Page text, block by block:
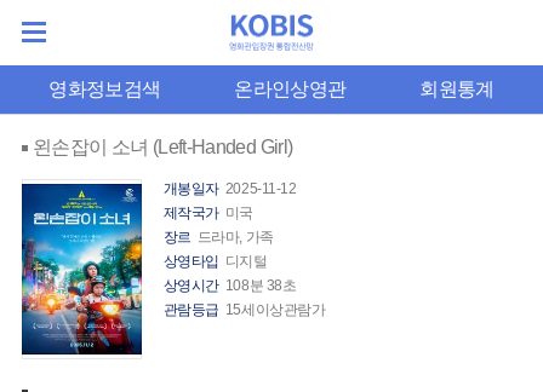
영화정보검색 온라인상영관 회원통계
왼손잡이 소녀 (Left-Handed Girl)
개봉일자 2025-11-12
제작국가 미국
장르 드라마, 가족
상영타입 디지털
상영시간 108분 38초
관람등급 15세이상관람가